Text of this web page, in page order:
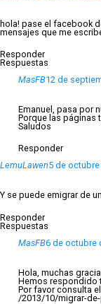
hola! pase el facebook
mensajes que me
Responder
Respuestas
MasFB12 de
Emanuel, pasa por
Porque las páginas
Saludos
Responder
LemuLawen5 de octubre
Y se puede emigrar de
Responder
Respuestas
MasFB6 de octubre
Hola, muchas
Hemos respondido
Por favor consulta
/2013/10/migrar-